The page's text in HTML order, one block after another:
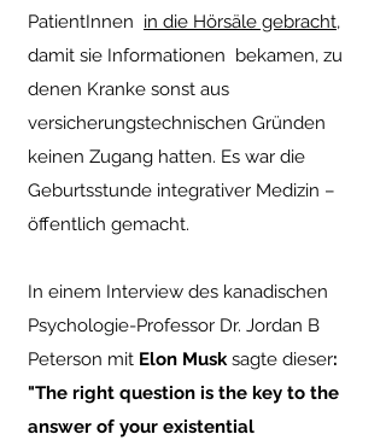
PatientInnen in die Hörsäle gebracht,
damit sie Informationen bekamen, zu
denen Kranke sonst aus
versicherungstechnischen Gründen
keinen Zugang hatten. Es war die
Geburtsstunde integrativer Medizin –
öffentlich gemacht.
In einem Interview des kanadischen
Psychologie-Professor Dr. Jordan B
Peterson mit Elon Musksagte dieser:
"The right question is the key to the
answer of your existential